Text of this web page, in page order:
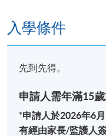
入學條件
先到先得。
申請人需年滿15
*申請人於2026年6
有經由家長/監護人